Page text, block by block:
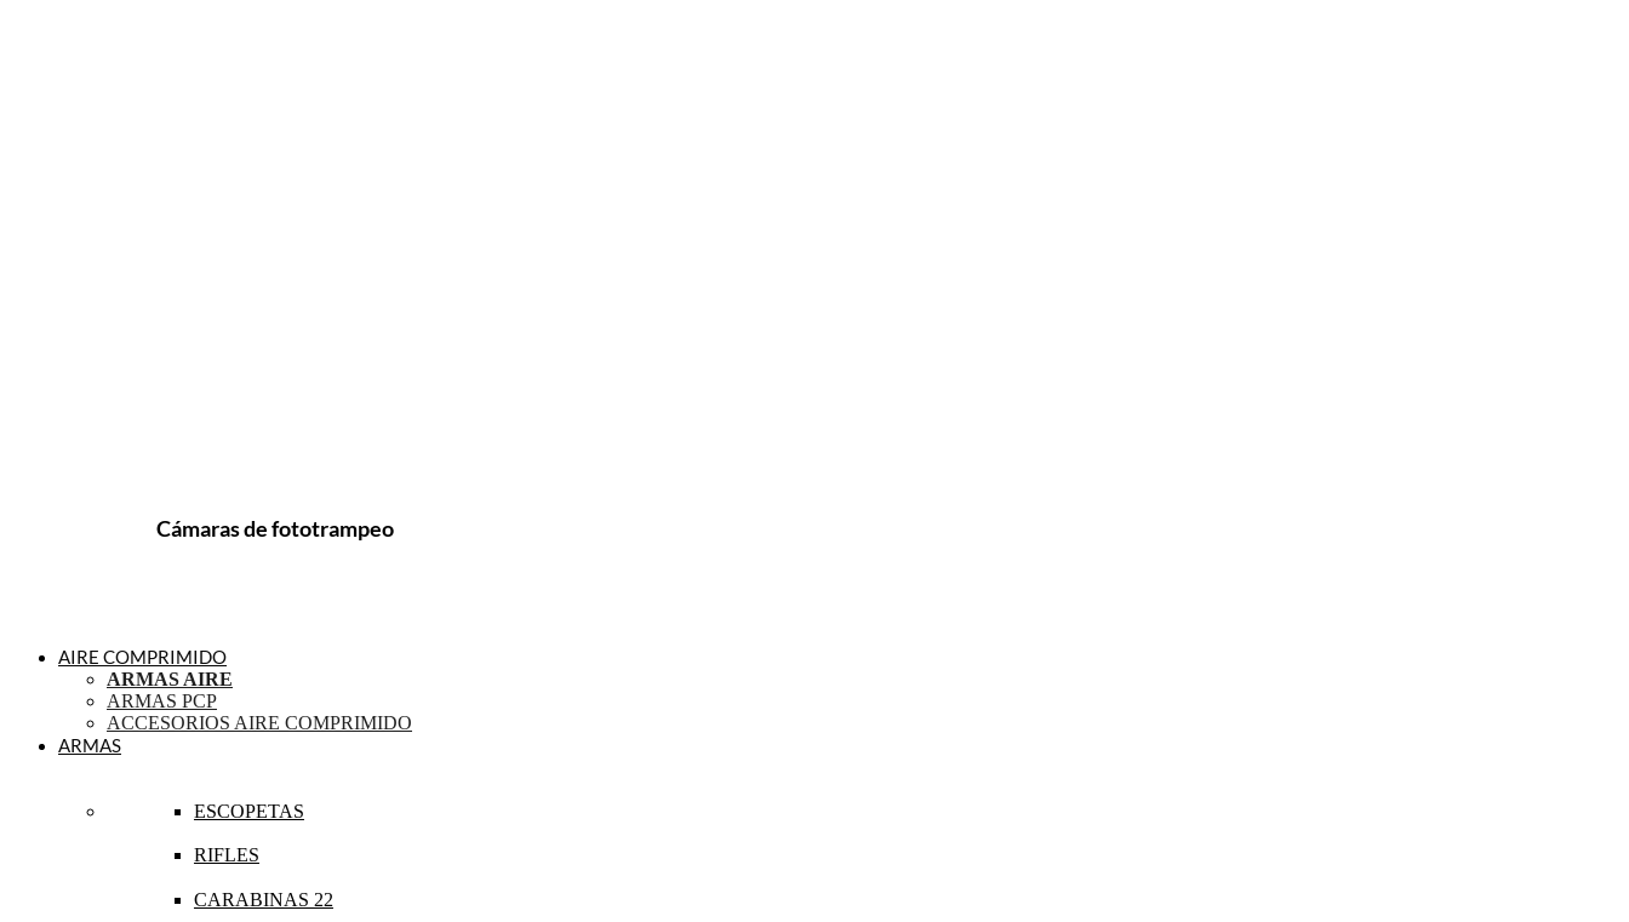
Cámaras de fototrampeo
AIRE COMPRIMIDO
ARMAS AIRE
ARMAS PCP
ACCESORIOS AIRE COMPRIMIDO
ARMAS
ESCOPETAS
RIFLES
CARABINAS 22